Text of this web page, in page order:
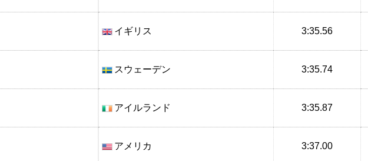
イギリス 3:35.56
スウェーデン 3:35.74
アイルランド 3:35.87
アメリカ 3:37.00